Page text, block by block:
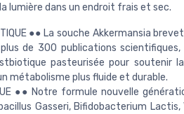
lumière dans un endroit frais et sec.
●● La souche Akkermansia
plus de 300 publications
pasteurisée pour soutenir
métabolisme plus fluide et durable.
●● Notre formule nouvelle
Gasseri, Bifidobacterium